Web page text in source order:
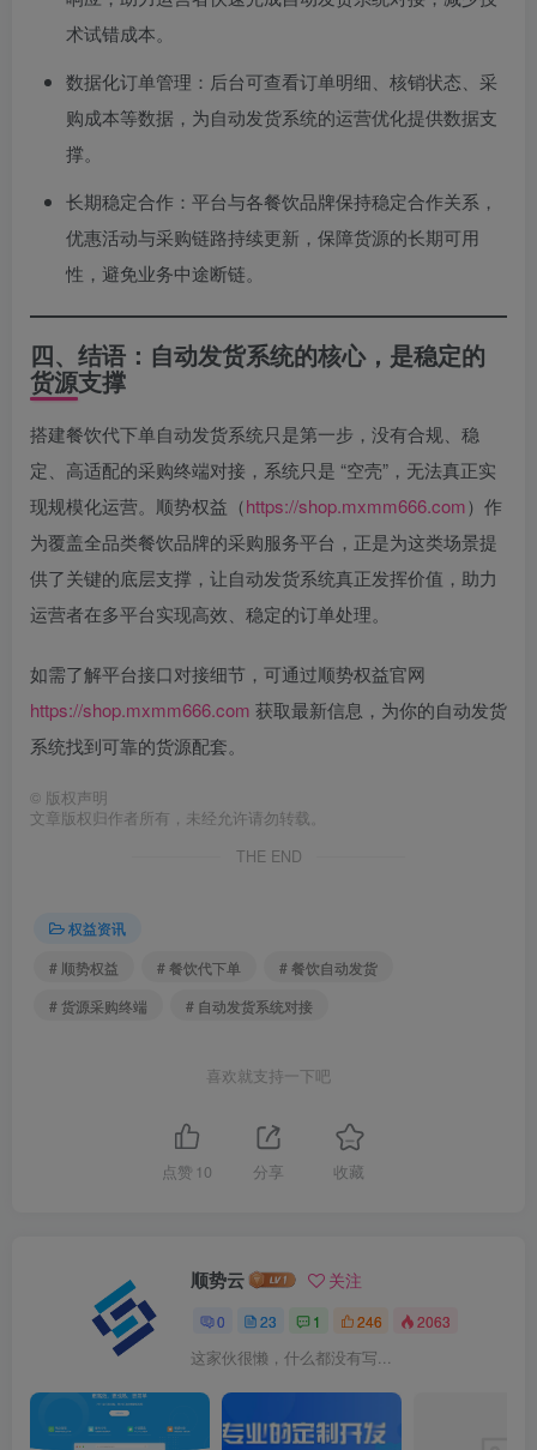
术试错成本。
数据化订单管理：后台可查看订单明细、核销状态、采
购成本等数据，为自动发货系统的运营优化提供数据支
撑。
长期稳定合作：平台与各餐饮品牌保持稳定合作关系，
优惠活动与采购链路持续更新，保障货源的长期可用
性，避免业务中途断链。
四、结语：自动发货系统的核心，是稳定的
货源支撑
搭建餐饮代下单自动发货系统只是第一步，没有合规、稳
定、高适配的采购终端对接，系统只是 “空壳”，无法真正实
现规模化运营。顺势权益（https://shop.mxmm666.com）作
为覆盖全品类餐饮品牌的采购服务平台，正是为这类场景提
供了关键的底层支撑，让自动发货系统真正发挥价值，助力
运营者在多平台实现高效、稳定的订单处理。
如需了解平台接口对接细节，可通过顺势权益官网
https://shop.mxmm666.com 获取最新信息，为你的自动发货
系统找到可靠的货源配套。
© 版权声明
文章版权归作者所有，未经允许请勿转载。
THE END
权益资讯
# 顺势权益
# 餐饮代下单
# 餐饮自动发货
# 货源采购终端
# 自动发货系统对接
喜欢就支持一下吧
点赞 10 分享 收藏
顺势云 关注
0 23 1 246 2063
这家伙很懒，什么都没有写...